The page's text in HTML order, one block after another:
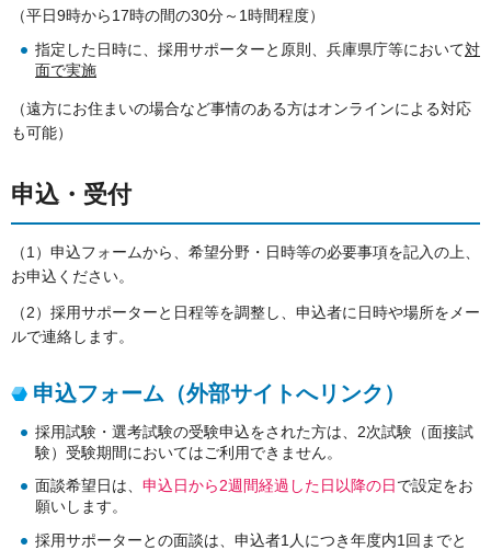
（平日9時から17時の間の30分～1時間程度）
指定した日時に、採用サポーターと原則、兵庫県庁等において対
面で実施
（遠方にお住まいの場合など事情のある方はオンラインによる対応
も可能）
申込・受付
（1）申込フォームから、希望分野・日時等の必要事項を記入の上、
お申込ください。
（2）採用サポーターと日程等を調整し、申込者に日時や場所をメー
ルで連絡します。
申込フォーム（外部サイトへリンク）
採用試験・選考試験の受験申込をされた方は、2次試験（面接試
験）受験期間においてはご利用できません。
面談希望日は、 申込日から2週間経過した日以降の日で設定をお
願いします。
採用サポーターとの面談は、申込者1人につき年度内1回までと